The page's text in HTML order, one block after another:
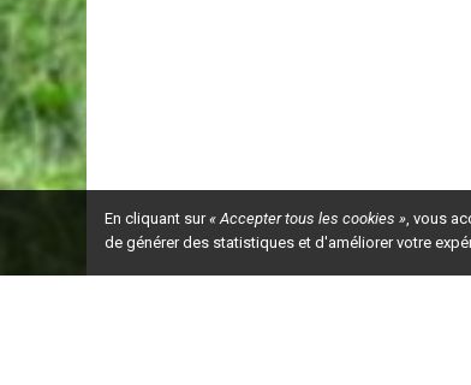
En cliquant sur« Accepter tous les cookies », vous
de générer des statistiques et d'améliorer votre